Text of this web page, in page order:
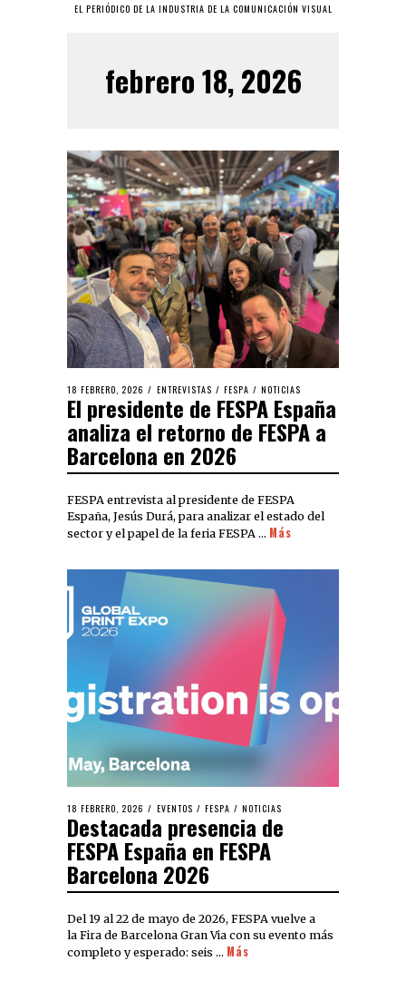
EL PERIÓDICO DE LA INDUSTRIA DE LA COMUNICACIÓN VISUAL
febrero 18, 2026
18 FEBRERO, 2026 ENTREVISTAS / FESPA / NOTICIAS
El presidente de FESPA España
analiza el retorno de FESPA a
Barcelona en 2026
FESPA entrevista al presidente de FESPA
España, Jesús Durá, para analizar el estado del
sector y el papel de la feria FESPA … Más
18 FEBRERO, 2026 EVENTOS / FESPA / NOTICIAS
Destacada presencia de
FESPA España en FESPA
Barcelona 2026
Del 19 al 22 de mayo de 2026, FESPA vuelve a
la Fira de Barcelona Gran Via con su evento más
completo y esperado: seis … Más